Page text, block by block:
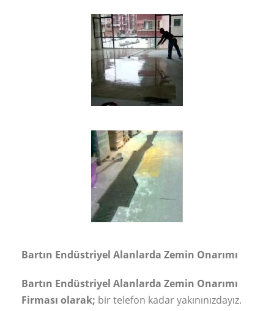
Bartın Endüstriyel Alanlarda Zemin Onarımı
Bartın Endüstriyel Alanlarda Zemin Onarımı
Firması olarak; bir telefon kadar yakınınızdayız.